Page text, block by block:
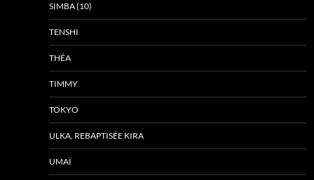
SIMBA (10)
TENSHI
THÉA
TIMMY
TOKYO
ULKA, REBAPTISÉE KIRA
UMAÏ